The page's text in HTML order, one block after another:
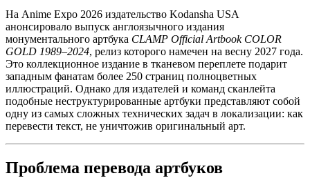
На Anime Expo 2026 издательство Kodansha USA
анонсировало выпуск англоязычного издания
монументального артбука CLAMP Official Artbook COLOR
GOLD 1989–2024, релиз которого намечен на весну 2027 года.
Это коллекционное издание в тканевом переплете подарит
западным фанатам более 250 страниц полноцветных
иллюстраций. Однако для издателей и команд сканлейта
подобные неструктурированные артбуки представляют собой
одну из самых сложных технических задач в локализации: как
перевести текст, не уничтожив оригинальный арт.
Проблема перевода артбуков